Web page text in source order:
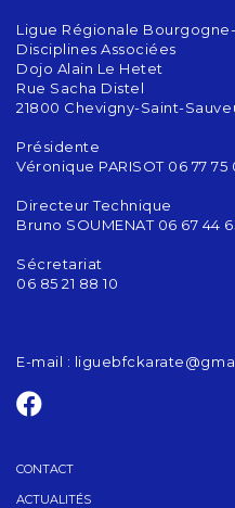
Ligue Régionale
Disciplines Associées
Dojo Alain Le Hetet
Rue Sacha Distel
21800 Chevigny-Saint-
Présidente
Véronique PARISOT 06 77 75
Directeur Technique
Bruno SOUMENAT 06 67 44
Sécretariat
06 85 21 88 10
E-mail :
CONTACT
ACTUALITÉS